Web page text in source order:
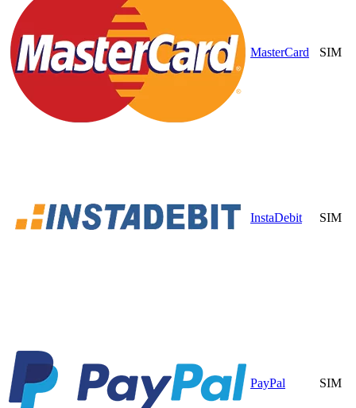
MasterCard SIM
InstaDebit SIM
PayPal SIM